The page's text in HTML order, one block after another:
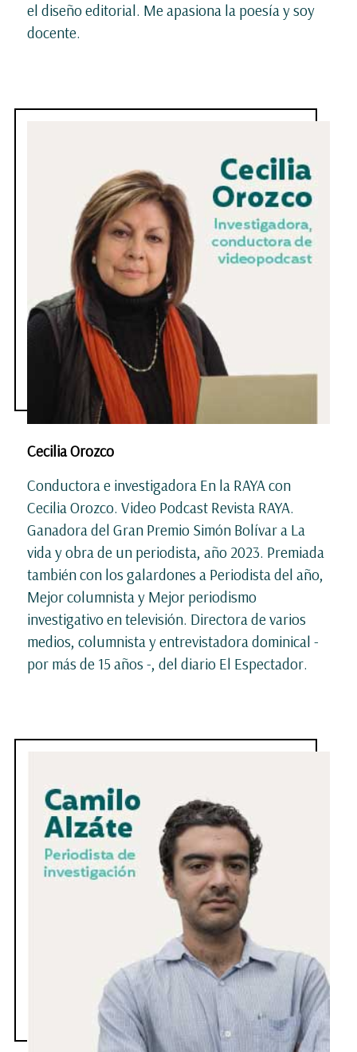
el diseño editorial. Me apasiona la poesía y soy
docente.
Cecilia Orozco
Conductora e investigadora En la RAYA con
Cecilia Orozco. Video Podcast Revista RAYA.
Ganadora del Gran Premio Simón Bolívar a La
vida y obra de un periodista, año 2023. Premiada
también con los galardones a Periodista del año,
Mejor columnista y Mejor periodismo
investigativo en televisión. Directora de varios
medios, columnista y entrevistadora dominical -
por más de 15 años -, del diario El Espectador.